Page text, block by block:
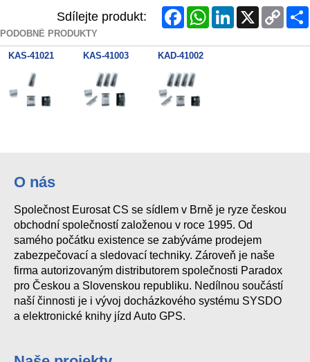
Sdílejte produkt: FacebookWhatsAppLinkedInX
Copy
Link
PODOBNÉ PRODUKTY
KAS-41021 KAS-41003 KAD-41002
O nás
Společnost Eurosat CS se sídlem v Brně je ryze českou
obchodní společností založenou v roce 1995. Od
samého počátku existence se zabýváme prodejem
zabezpečovací a sledovací techniky. Zároveň je naše
firma autorizovaným distributorem společnosti Paradox
pro Českou a Slovenskou republiku. Nedílnou součástí
naší činnosti je i vývoj docházkového systému SYSDO
a elektronické knihy jízd Auto GPS.